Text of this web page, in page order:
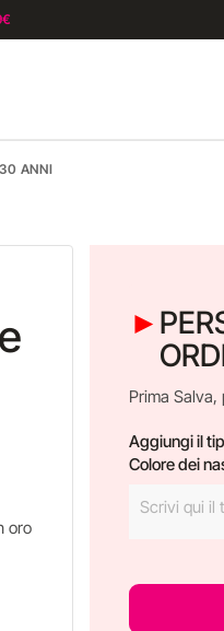
ANNI
oro
Prima Salva,
Aggiungi il
Colore dei